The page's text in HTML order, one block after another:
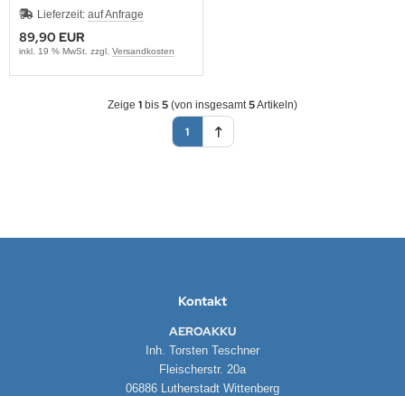
Lieferzeit: auf Anfrage
89,90 EUR
inkl. 19 % MwSt. zzgl. Versandkosten
Zeige 1 bis 5 (von insgesamt 5Artikeln)
1
Kontakt
AEROAKKU
Inh. Torsten Teschner
Fleischerstr. 20a
06886 Lutherstadt Wittenberg